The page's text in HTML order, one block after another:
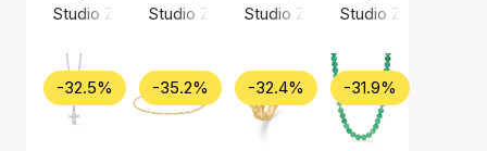
Studio Z
Studio Z
Studio Z
Studio Z
-32.5% -35.2% -32.4% -31.9%